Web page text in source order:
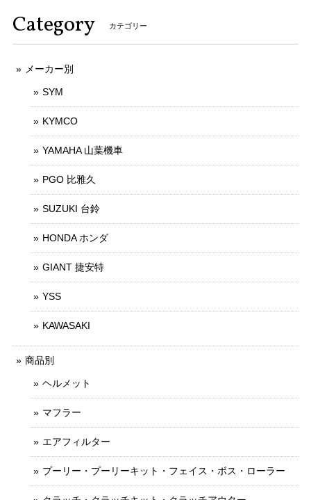
Category カテゴリー
メーカー別
SYM
KYMCO
YAMAHA 山葉機車
PGO 比雅久
SUZUKI 台鈴
HONDA ホンダ
GIANT 捷安特
YSS
KAWASAKI
商品別
ヘルメット
マフラー
エアフィルター
プーリー・プーリーキット・フェイス・ボス・ローラー